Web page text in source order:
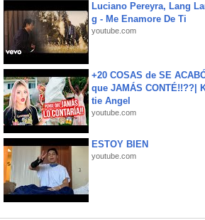
Luciano Pereyra, Lang
g - Me Enamore De Ti
youtube.com
+20 COSAS de SE
que JAMÁS CONTÉ!!??|
tie Angel
youtube.com
ESTOY BIEN
youtube.com